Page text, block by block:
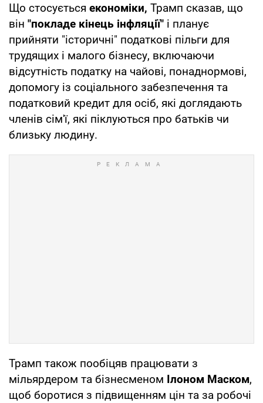
Що стосується економіки, Трамп сказав, що
він "покладе кінець інфляції" і планує
прийняти "історичні" податкові пільги для
трудящих і малого бізнесу, включаючи
відсутність податку на чайові, понаднормові,
допомогу із соціального забезпечення та
податковий кредит для осіб, які доглядають
членів сім'ї, які піклуються про батьків чи
близьку людину.
Трамп також пообіцяв працювати з
мільярдером та бізнесменом Ілоном Маском,
щоб боротися з підвищенням цін та за робочі